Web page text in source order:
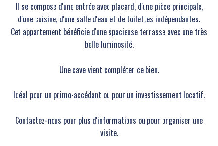
Il se compose d'une entrée avec placard, d'une pièce principale,
d'une cuisine, d'une salle d'eau et de toilettes indépendantes.
Cet appartement bénéficie d'une spacieuse terrasse avec une très
belle luminosité.
Une cave vient compléter ce bien.
Idéal pour un primo-accédant ou pour un investissement locatif.
Contactez-nous pour plus d'informations ou pour organiser une
visite.